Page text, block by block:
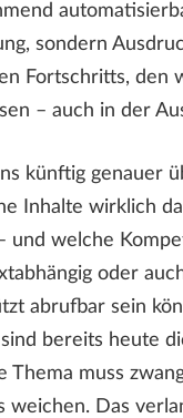
sondern
Fortschritts, den
– auch in der
künftig genauer
Inhalte wirklich
und welche
oder
abrufbar sein
bereits heute
Thema muss
weichen. Das